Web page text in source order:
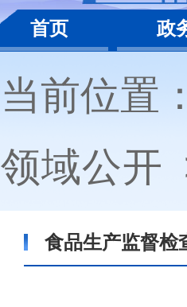
首页 政
当前位置
领域公开
食品生产监督检